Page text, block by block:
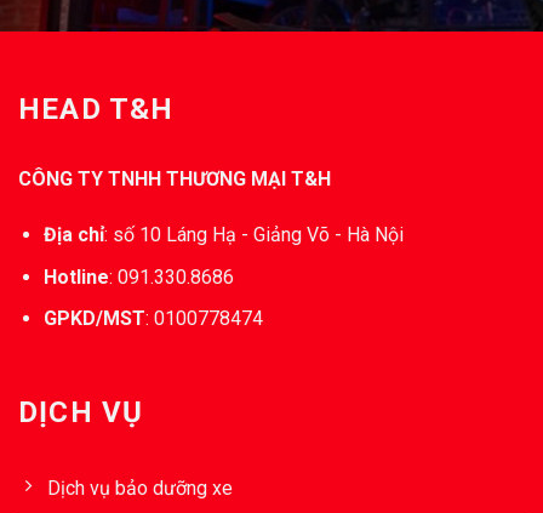
HEAD T&H
CÔNG TY TNHH THƯƠNG MẠI T&H
Địa chỉ: số 10 Láng Hạ - Giảng Võ - Hà Nội
Hotline: 091.330.8686
GPKD/MST: 0100778474
DỊCH VỤ
Dịch vụ bảo dưỡng xe